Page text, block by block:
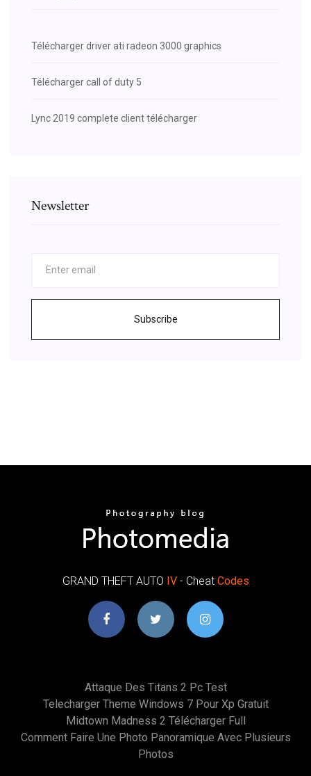
Télécharger driver ati radeon 3000 graphics
Télécharger call of duty 5
Lync 2019 complete client télécharger
Newsletter
Subscribe
GRAND THEFT AUTO IV- Cheat Codes
Attaque Des Titans 2 Pc Test
Telecharger Theme Windows 7 Pour Xp Gratuit
Midtown Madness 2 Télécharger Full
Comment Faire Une Photo Panoramique Avec Plusieurs
Photos